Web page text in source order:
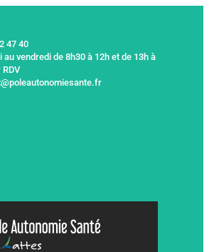
47 40
au vendredi de 8h30 à 12h et de 13h à